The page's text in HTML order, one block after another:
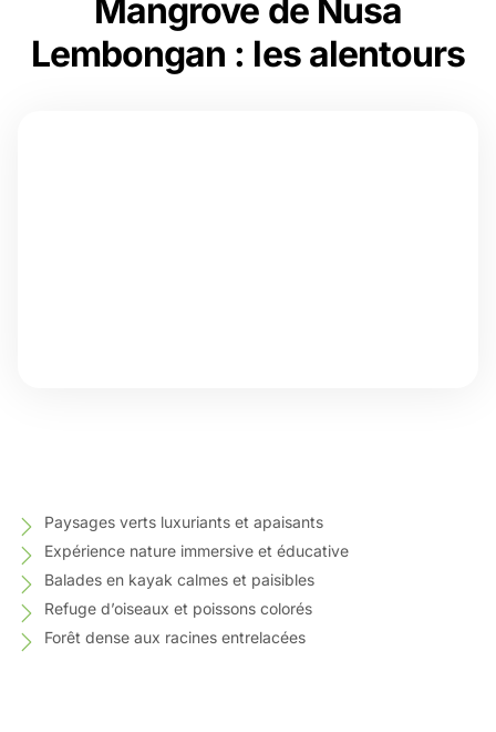
Mangrove de Nusa
Lembongan : les alentours
Paysages verts luxuriants et apaisants
Expérience nature immersive et éducative
Balades en kayak calmes et paisibles
Refuge d’oiseaux et poissons colorés
Forêt dense aux racines entrelacées